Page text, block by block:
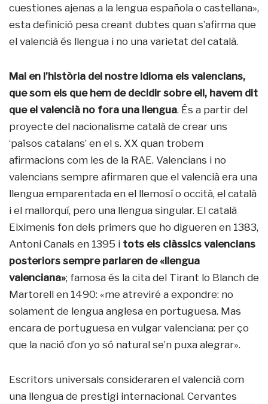
cuestiones ajenas a la lengua española o castellana»,
esta definició pesa creant dubtes quan s’afirma que
el valencià és llengua i no una varietat del català.
Mai en l’història del nostre idioma els valencians,
que som els que hem de decidir sobre ell, havem dit
que el valencià no fora una llengua. És a partir del
proyecte del nacionalisme català de crear uns
‘països catalans’ en el s. XX quan trobem
afirmacions com les de la RAE. Valencians i no
valencians sempre afirmaren que el valencià era una
llengua emparentada en el llemosí o occità, el català
i el mallorquí, pero una llengua singular. El català
Eiximenis fon dels primers que ho digueren en 1383,
Antoni Canals en 1395 i tots els clàssics valencians
posteriors sempre parlaren de «llengua
valenciana»; famosa és la cita del Tirant lo Blanch de
Martorell en 1490: «me atreviré a expondre: no
solament de lengua anglesa en portuguesa. Mas
encara de portuguesa en vulgar valenciana: per ço
que la nació d’on yo só natural se’n puxa alegrar».
Escritors universals consideraren el valencià com
una llengua de prestigi internacional. Cervantes